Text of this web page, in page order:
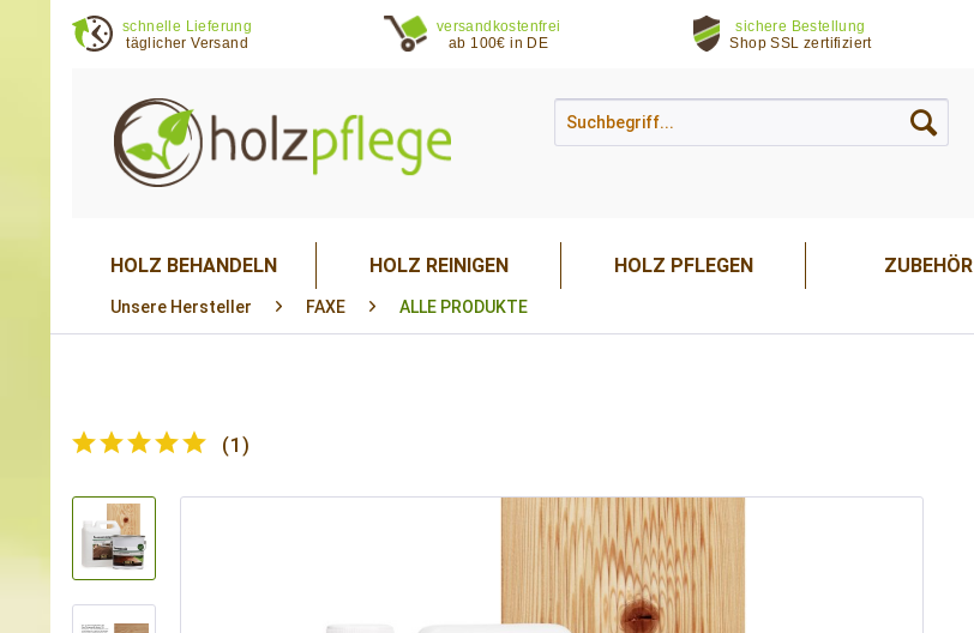
schnelle Lieferung
täglicher Versand
versandkostenfrei
ab 100€ in DE
sichere Bestellung
Shop SSL zertifiziert
HOLZ BEHANDELN HOLZ REINIGEN HOLZ PFLEGEN ZUBEHÖR
Unsere Hersteller FAXE ALLE PRODUKTE
(1 )